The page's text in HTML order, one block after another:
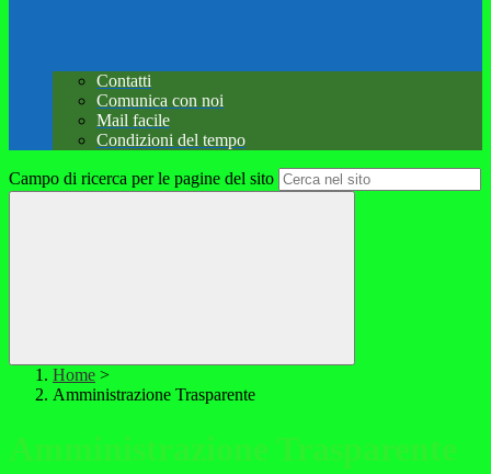
Contatti
Comunica con noi
Mail facile
Condizioni del tempo
Campo di ricerca per le pagine del sito
Home >
Amministrazione Trasparente
Amministrazione Trasparente